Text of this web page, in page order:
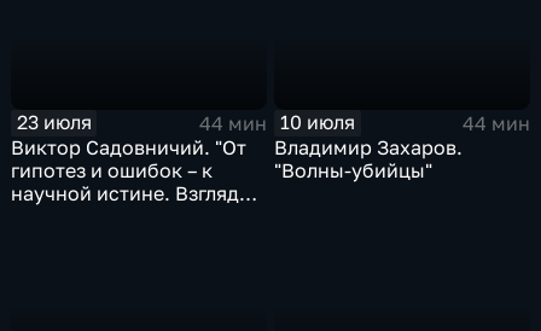
23 июля
44 мин
Виктор Садовничий. "От
гипотез и ошибок – к
научной истине. Взгляд
10 июля
44 мин
Владимир Захаров.
"Волны-убийцы"